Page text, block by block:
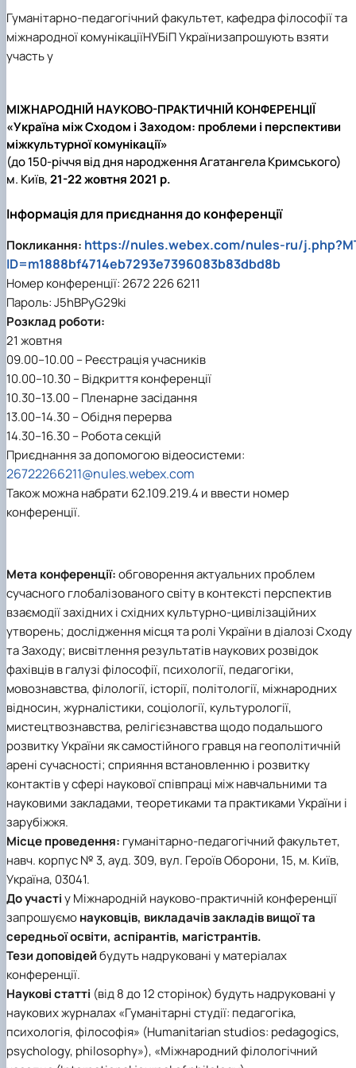
Agrobiological Specialties
Department of English Philology
Department of Psychology
Department of Culturology
Гуманітарно-педагогічний факультет, кафедра філософії та
міжнародної комунікаціїНУБіП Українизапрошують взяти
участь у
МІЖНАРОДНІЙ НАУКОВО-ПРАКТИЧНІЙ КОНФЕРЕНЦІЇ
«Україна між Сходом і Заходом: проблеми і перспективи
міжкультурної комунікації»
(до 150-річчя від дня народження Агатангела Кримського)
м. Київ,21-22 жовтня 2021 р.
Інформація для приєднання до конференції
Покликання: https://nules.webex.com/nules-ru/
ID=m1888bf4714eb7293e7396083b83dbd8b
Номер конференції: 2672 226 6211
Пароль: J5hBPyG29ki
Розклад роботи:
21 жовтня
09.00–10.00 – Реєстрація учасників
10.00–10.30 – Відкриття конференції
10.30–13.00 – Пленарне засідання
13.00–14.30 – Обідня перерва
14.30–16.30 – Робота секцій
Приєднання за допомогою відеосистеми:
26722266211@nules.webex.com
Також можна набрати 62.109.219.4 и ввести номер
конференції.
Мета конференції:обговорення актуальних проблем
сучасного глобалізованого світу в контексті перспектив
взаємодії західних і східних культурно-цивілізаційних
утворень; дослідження місця та ролі України в діалозі Сходу
та Заходу; висвітлення результатів наукових розвідок
фахівців в галузі філософії, психології, педагогіки,
мовознавства, філології, історії, політології, міжнародних
відносин, журналістики, соціології, культурології,
мистецтвознавства, релігієзнавства щодо подальшого
розвитку України як самостійного гравця на геополітичній
арені сучасності; сприяння встановленню і розвитку
контактів у сфері наукової співпраці між навчальними та
науковими закладами, теоретиками та практиками України і
зарубіжжя.
Місце проведення: гуманітарно-педагогічний факультет,
навч. корпус № 3, ауд. 309, вул. Героїв Оборони, 15, м. Київ,
Україна, 03041.
До участіу Міжнародній науково-практичній конференції
запрошуємонауковців, викладачів закладів вищої та
середньої освіти, аспірантів, магістрантів.
Тези доповідейбудуть надруковані у матеріалах
конференції.
Наукові статті (від 8 до 12 сторінок) будуть надруковані у
наукових журналах «Гуманітарні студії: педагогіка,
психологія, філософія» (Humanitarian studios: pedagogics,
psychology, philosophy»), «Міжнародний філологічний